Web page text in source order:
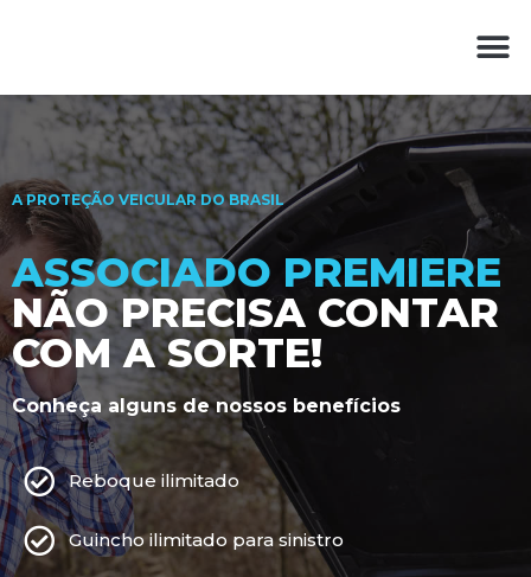
A PROTEÇÃO VEICULAR DO BRASIL
ASSOCIADO PREMIERE
NÃO PRECISA CONTAR
COM A SORTE!
Conheça alguns de nossos benefícios
Reboque ilimitado
Guincho ilimitado para sinistro